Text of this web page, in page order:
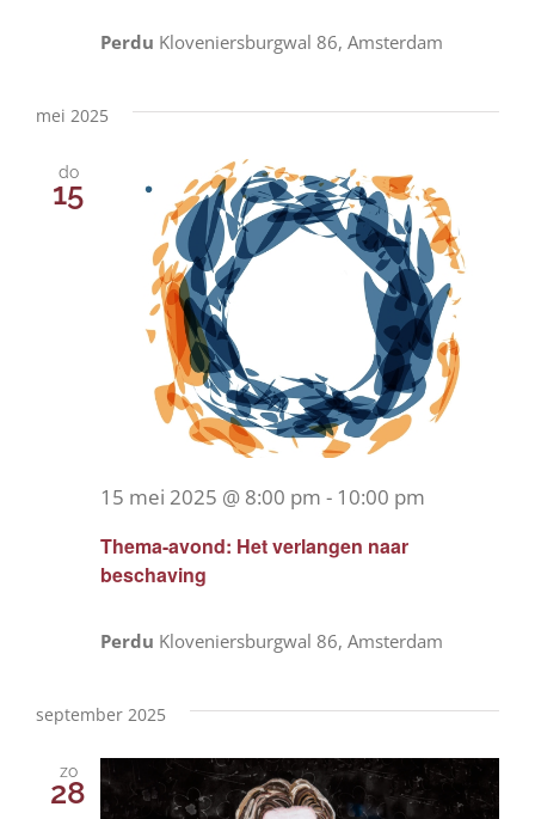
Perdu Kloveniersburgwal 86, Amsterdam
mei 2025
do
15
Thema-avond: Het verlangen naar
beschaving
15 mei 2025 @ 8:00 pm - 10:00 pm
Perdu Kloveniersburgwal 86, Amsterdam
september 2025
zo
28